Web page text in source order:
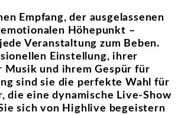
Empfang, der ausgelassenen
Höhepunkt –
Veranstaltung zum Beben.
Einstellung, ihrer
Musik und ihrem Gespür für
sind sie die perfekte Wahl für
die eine dynamische Live-Show
sich von Highlive begeistern